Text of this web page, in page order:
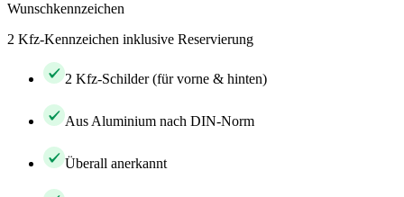
Wunschkennzeichen
2 Kfz-Kennzeichen inklusive Reservierung
2 Kfz-Schilder (für vorne & hinten)
Aus Aluminium nach DIN-Norm
Überall anerkannt